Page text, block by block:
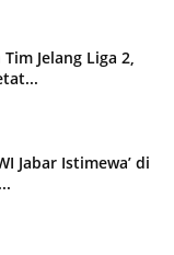
Jelang Liga 2,
Jabar Istimewa’ di